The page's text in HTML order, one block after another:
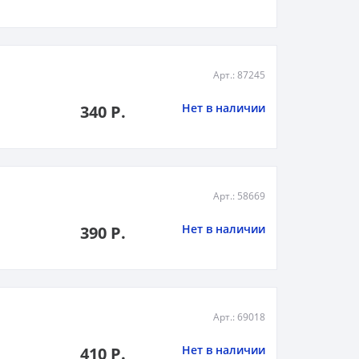
Арт.: 87245
340 Р. Нет в наличии
Арт.: 58669
390 Р. Нет в наличии
Арт.: 69018
410 Р. Нет в наличии